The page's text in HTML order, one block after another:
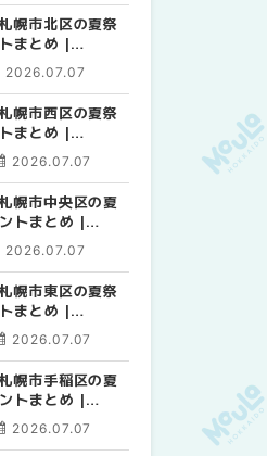
幌市北区の夏祭
まとめ |
2026.07.07
幌市西区の夏祭
まとめ |
2026.07.07
幌市中央区の夏
トまとめ |
2026.07.07
幌市東区の夏祭
まとめ |
2026.07.07
幌市手稲区の夏
トまとめ |
2026.07.07
2026年夏 札幌市豊平区の夏
祭り・イベントまとめ |
9
2026年夏 札幌市北区の夏祭
り・イベントまとめ |
9
2026年夏 札幌市清田区の夏
祭り・イベントまとめ |
6
2026年夏 札幌市手稲区の夏
祭り・イベントまとめ |
10
2026年夏 札幌市中央区の夏
祭り・イベントまとめ |
9
2026年夏 札幌市西区の夏祭
り・イベントまとめ |
13
2026年夏 札幌市清田区の夏
祭り・イベントまとめ |
6
2026年夏 札幌市手稲区の夏
祭り・イベントまとめ |
10
2026年夏 札幌市豊平区の夏
祭り・イベントまとめ |
9
2026年夏 札幌市東区の夏祭
り・イベントまとめ |
10